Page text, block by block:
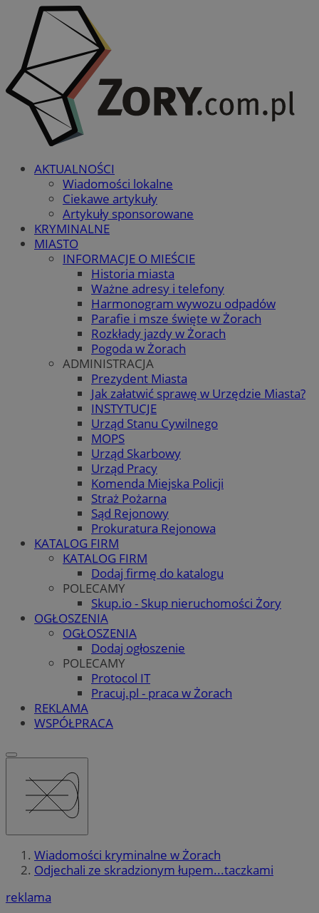
AKTUALNOŚCI
Wiadomości lokalne
Ciekawe artykuły
Artykuły sponsorowane
KRYMINALNE
MIASTO
INFORMACJE O MIEŚCIE
Historia miasta
Ważne adresy i telefony
Harmonogram wywozu odpadów
Parafie i msze święte w Żorach
Rozkłady jazdy w Żorach
Pogoda w Żorach
ADMINISTRACJA
Prezydent Miasta
Jak załatwić sprawę w Urzędzie Miasta?
INSTYTUCJE
Urząd Stanu Cywilnego
MOPS
Urząd Skarbowy
Urząd Pracy
Komenda Miejska Policji
Straż Pożarna
Sąd Rejonowy
Prokuratura Rejonowa
KATALOG FIRM
KATALOG FIRM
Dodaj firmę do katalogu
POLECAMY
Skup.io - Skup nieruchomości Żory
OGŁOSZENIA
OGŁOSZENIA
Dodaj ogłoszenie
POLECAMY
Protocol IT
Pracuj.pl - praca w Żorach
REKLAMA
WSPÓŁPRACA
Wiadomości kryminalne w Żorach
Odjechali ze skradzionym łupem...taczkami
reklama